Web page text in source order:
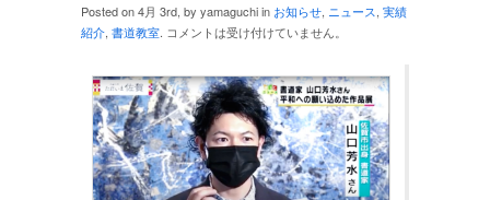
Posted on 4月 3rd, by yamaguchi in お知らせ, ニュース, 実績
紹介, 書道教室. コメントは受け付けていません。